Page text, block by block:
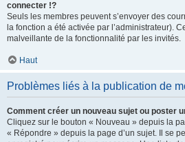
connecter !?
Seuls les membres peuvent s’envoyer des
la fonction a été activée par l’administrateur).
malveillante de la fonctionnalité par les invités.
Haut
Problèmes liés à la publication de
Comment créer un nouveau sujet ou poster
Cliquez sur le bouton « Nouveau » depuis la
« Répondre » depuis la page d’un sujet. Il se